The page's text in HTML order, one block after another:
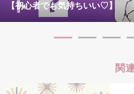
【初心者でも気持ちいい♡】
関